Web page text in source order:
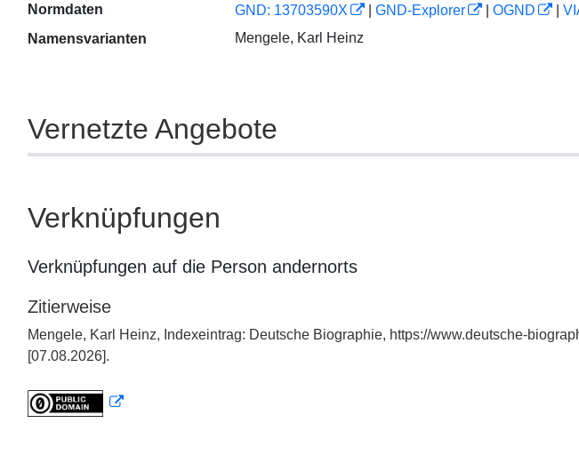
Normdaten
GND: 13703590X GND-Explorer OGND
Namensvarianten
Mengele, Karl Heinz
Vernetzte Angebote
Verknüpfungen
Verknüpfungen auf die Person andernorts
Zitierweise
Mengele, Karl Heinz, Indexeintrag: Deutsche Biographie, https://www.deutsche-
[07.08.2026].